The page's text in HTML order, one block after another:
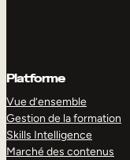
Platforme
Vue d’ensemble
Gestion de la formation
Skills Intelligence
Marché des contenus